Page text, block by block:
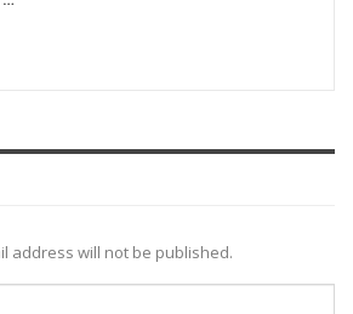
address will not be published.